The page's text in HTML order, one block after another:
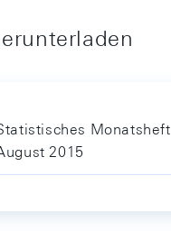
Monatsheft
2015